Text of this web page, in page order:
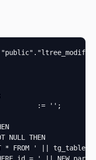
:= '';
NULL THEN
* FROM ' ||